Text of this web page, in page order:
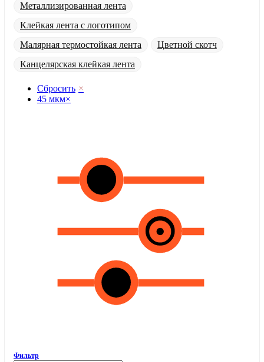
Металлизированная лента
Клейкая лента с логотипом
Малярная термостойкая лента
Цветной скотч
Канцелярская клейкая лента
Сбросить ×
45 мкм×
Фильтр